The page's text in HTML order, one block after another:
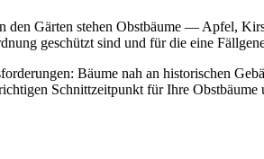
den Gärten stehen Obstbäume — Apfel,
geschützt sind und für die eine
Bäume nah an historischen
Schnittzeitpunkt für Ihre Obstbäume